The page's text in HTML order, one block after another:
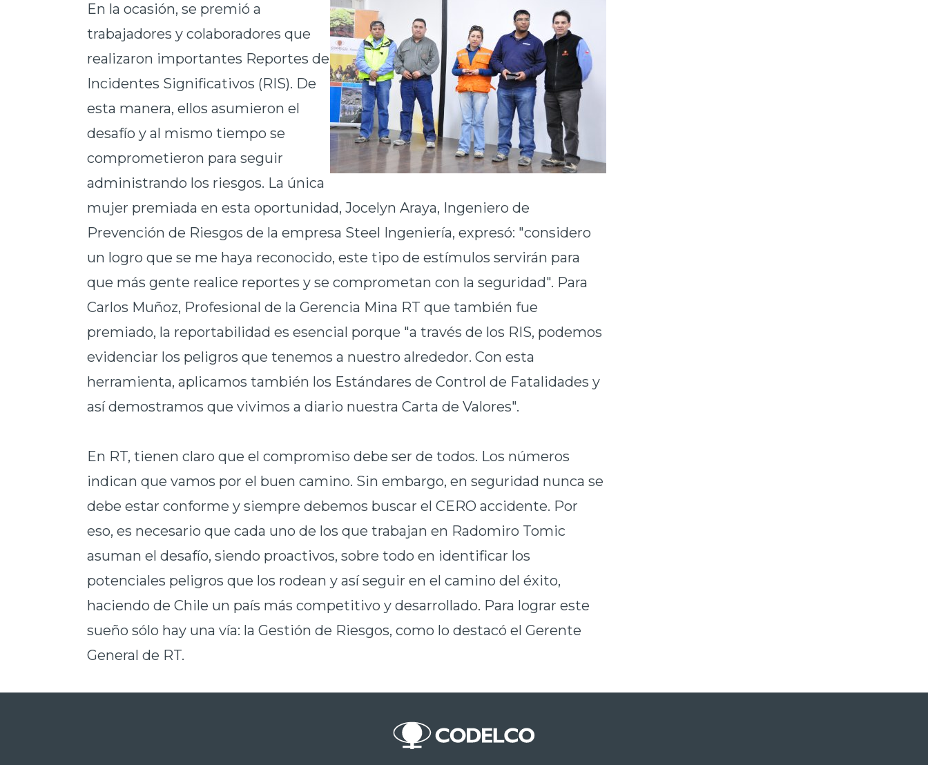
En la ocasión, se premió a
trabajadores y colaboradores que
realizaron importantes Reportes de
Incidentes Significativos (RIS). De
esta manera, ellos asumieron el
desafío y al mismo tiempo se
comprometieron para seguir
administrando los riesgos. La única
mujer premiada en esta oportunidad, Jocelyn Araya, Ingeniero de
Prevención de Riesgos de la empresa Steel Ingeniería, expresó: "considero
un logro que se me haya reconocido, este tipo de estímulos servirán para
que más gente realice reportes y se comprometan con la seguridad". Para
Carlos Muñoz, Profesional de la Gerencia Mina RT que también fue
premiado, la reportabilidad es esencial porque "a través de los RIS, podemos
evidenciar los peligros que tenemos a nuestro alrededor. Con esta
herramienta, aplicamos también los Estándares de Control de Fatalidades y
así demostramos que vivimos a diario nuestra Carta de Valores".
En RT, tienen claro que el compromiso debe ser de todos. Los números
indican que vamos por el buen camino. Sin embargo, en seguridad nunca se
debe estar conforme y siempre debemos buscar el CERO accidente. Por
eso, es necesario que cada uno de los que trabajan en Radomiro Tomic
asuman el desafío, siendo proactivos, sobre todo en identificar los
potenciales peligros que los rodean y así seguir en el camino del éxito,
haciendo de Chile un país más competitivo y desarrollado. Para lograr este
sueño sólo hay una vía: la Gestión de Riesgos, como lo destacó el Gerente
General de RT.